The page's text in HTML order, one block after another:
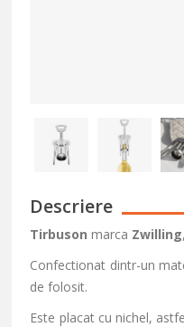
Descriere
Tirbuson marca Zwilling
Confectionat dintr-un
de folosit.
Este placat cu nichel,